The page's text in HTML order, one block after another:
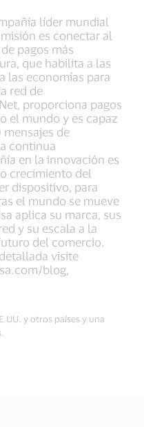
líder mundial
es conectar al
pagos más
que habilita a las
las economías para
red de
proporciona pagos
el mundo y es capaz
de
continua
en la innovación es
crecimiento del
dispositivo, para
el mundo se mueve
aplica su marca, sus
y su escala a la
del comercio.
visite
blog,
y otros países y una